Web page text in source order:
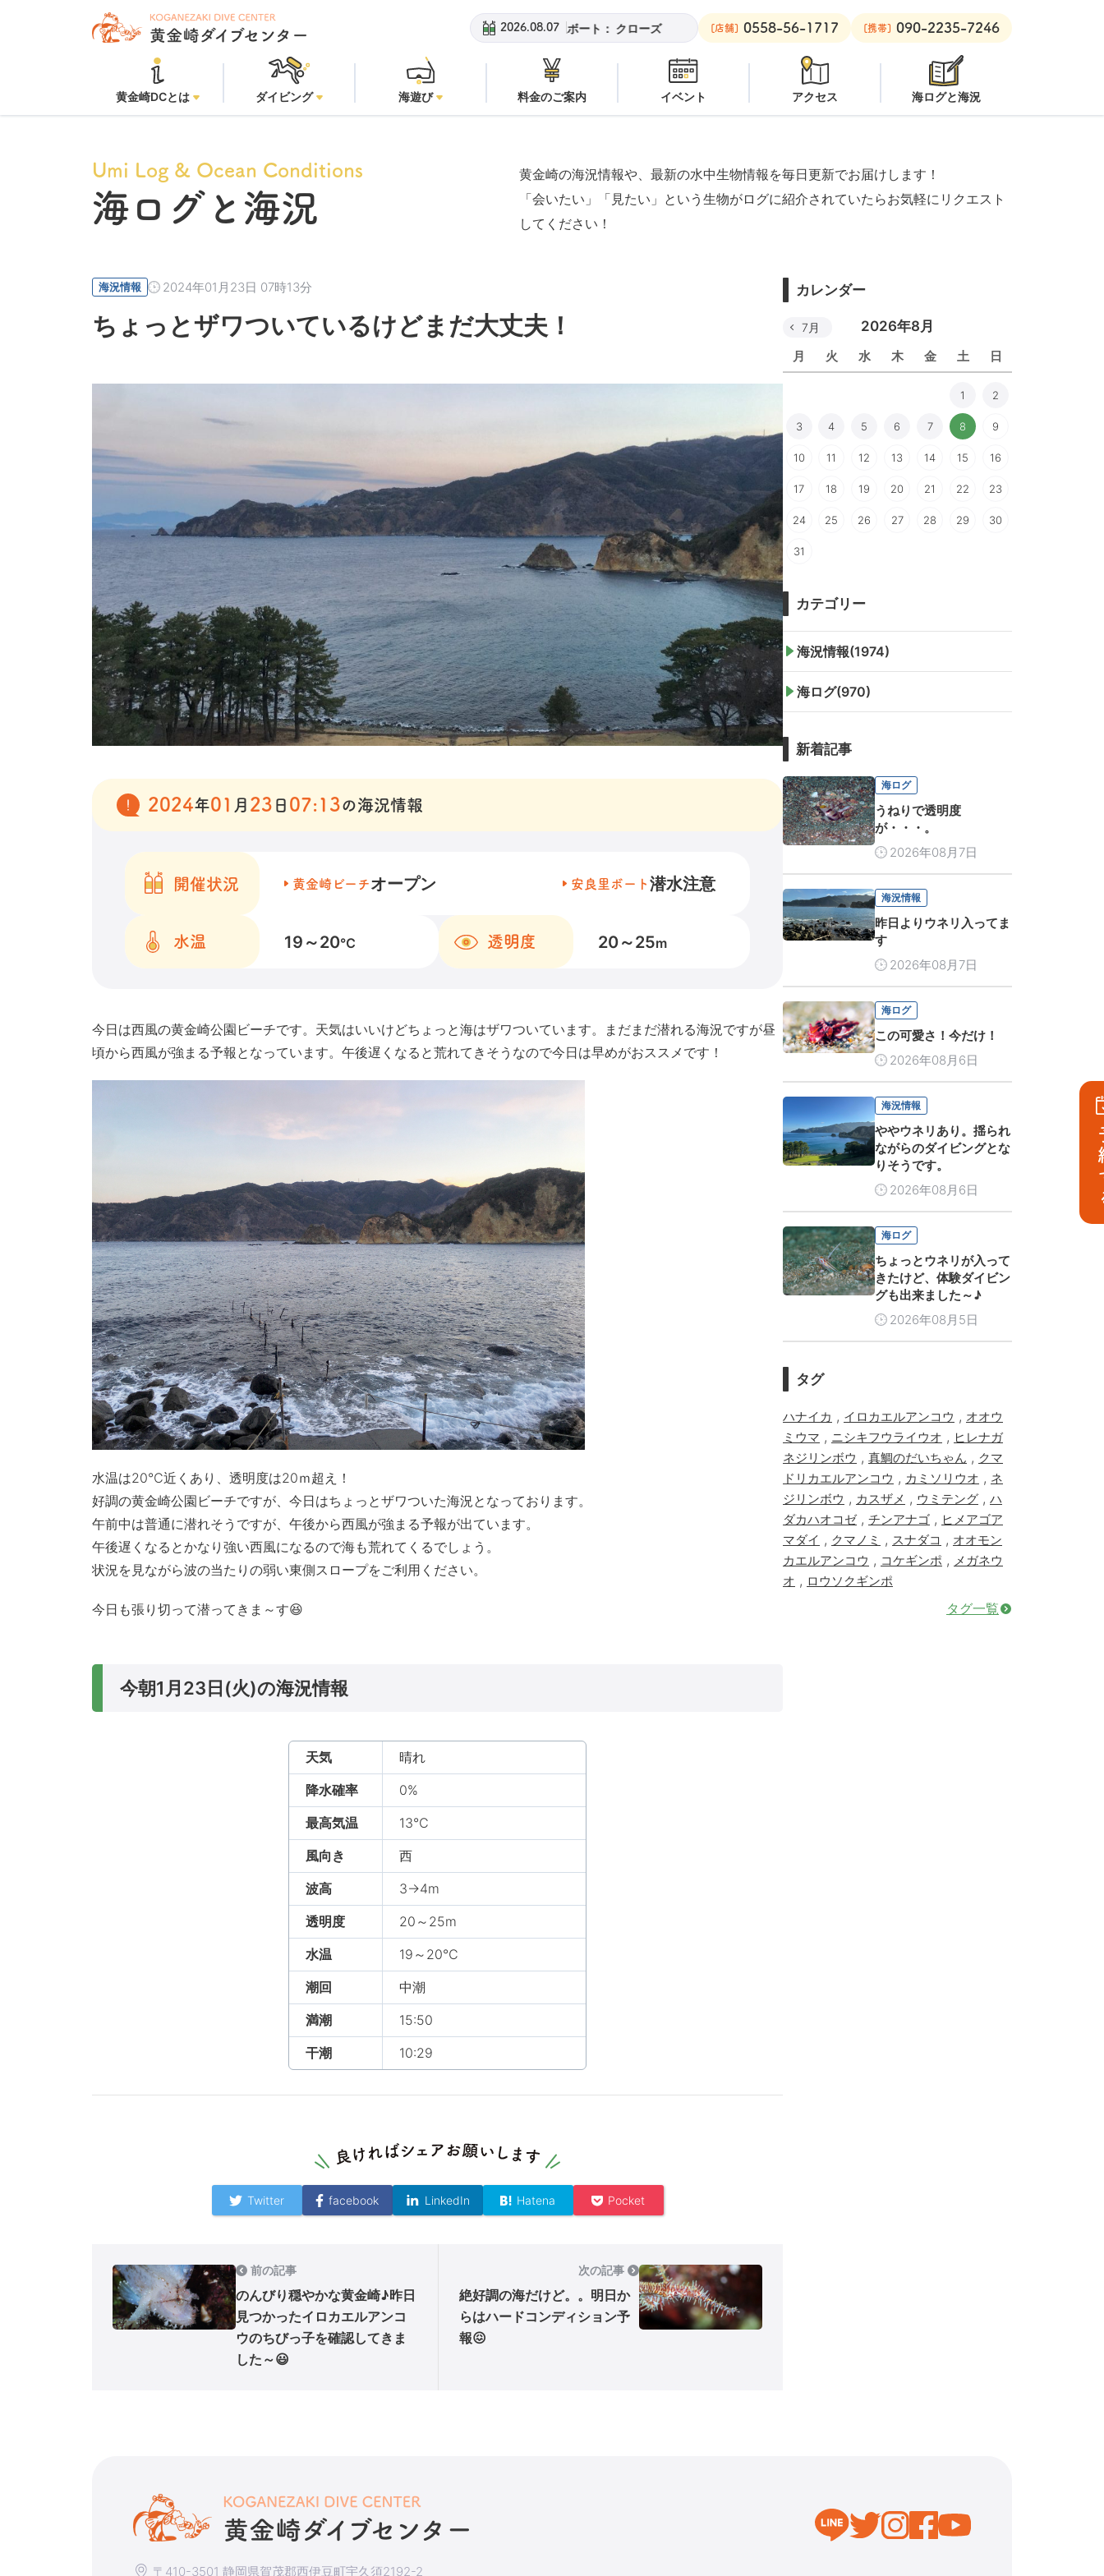
2026.08.07
潜水注意 安良里ボート：クローズ 黄金崎ビーチ： 潜水注意 安良里ボート：クローズ
[店舗] 0558-56-1717 [携帯] 090-2235-7246
黄金崎DCとは ダイビング 海遊び 料金のご案内 イベント アクセス 海ログと海況
Umi Log & Ocean Conditions
海ログと海況
黄金崎の海況情報や、最新の水中生物情報を毎日更新でお届けします！
「会いたい」「見たい」という生物がログに紹介されていたらお気軽にリクエスト
してください！
海況情報 2024年01月23日 07時13分
ちょっとザワついているけどまだ大丈夫！
2024年01 月 23 日 07:13の海況情報
開催状況 黄金崎ビーチオープン 安良里ボート 潜水注意
水温 19～20℃ 透明度 20～25m
今日は西風の黄金崎公園ビーチです。天気はいいけどちょっと海はザワついています。まだまだ潜れる海況ですが昼
頃から西風が強まる予報となっています。午後遅くなると荒れてきそうなので今日は早めがおススメです！
水温は20℃近くあり、透明度は20ｍ超え！
好調の黄金崎公園ビーチですが、今日はちょっとザワついた海況となっております。
午前中は普通に潜れそうですが、午後から西風が強まる予報が出ています。
午後遅くなるとかなり強い西風になるので海も荒れてくるでしょう。
状況を見ながら波の当たりの弱い東側スロープをご利用ください。
今日も張り切って潜ってきま～す😆
今朝1月23日(火)の海況情報
天気
晴れ
降水確率
0%
最高気温
13℃
風向き
西
波高
3→4m
透明度
20～25m
水温
19～20℃
潮回
中潮
満潮
15:50
干潮
10:29
Twitter facebook LinkedIn Hatena Pocket
前の記事
のんびり穏やかな黄金崎♪昨日
見つかったイロカエルアンコ
ウのちびっ子を確認してきま
した～😃
次の記事
絶好調の海だけど。。明日か
らはハードコンディション予
報😖
カレンダー
2026年8月
月 火 水 木 金 土 日
7月
1 2
3 4 5 6 7 8 9
10 11 12 13 14 15 16
17 18 19 20 21 22 23
24 25 26 27 28 29 30
31
カテゴリー
海況情報(1974)
海ログ(970)
新着記事
海ログ
うねりで透明度
が・・・。
2026年08月7日
海況情報
昨日よりウネリ入ってま
す
2026年08月7日
海ログ
この可愛さ！今だけ！
2026年08月6日
海況情報
ややウネリあり。揺られ
ながらのダイビングとな
りそうです。
2026年08月6日
海ログ
ちょっとウネリが入って
きたけど、体験ダイビン
グも出来ました～♪
2026年08月5日
タグ
ハナイカ , イロカエルアンコウ , オオウ
ミウマ , ニシキフウライウオ , ヒレナガ
ネジリンボウ , 真鯛のだいちゃん , クマ
ドリカエルアンコウ , カミソリウオ , ネ
ジリンボウ , カスザメ , ウミテング , ハ
ダカハオコゼ, チンアナゴ , ヒメアゴア
マダイ , クマノミ , スナダコ , オオモン
カエルアンコウ , コケギンポ , メガネウ
オ , ロウソクギンポ
タグ一覧
〒410-3501 静岡県賀茂郡西伊豆町宇久須2192-2